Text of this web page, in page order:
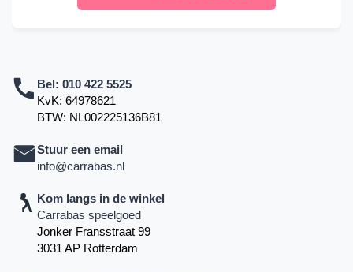
Bel: 010 422 5525
KvK: 64978621
BTW: NL002225136B81
Stuur een email
info@carrabas.nl
Kom langs in de winkel
Carrabas speelgoed
Jonker Fransstraat 99
3031 AP Rotterdam